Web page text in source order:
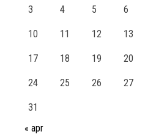
3 4 5 6
10 11 12 13
17 18 19 20
24 25 26 27
31
« apr